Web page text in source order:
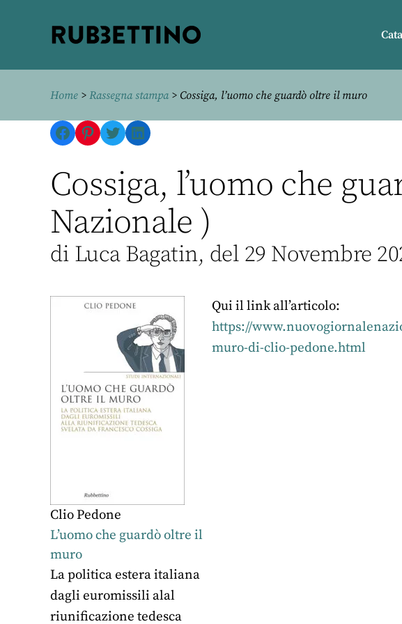
Home > Rassegna stampa> Cossiga, l’uomo che guardò oltre il muro
Facebook
Pinterest
TwitterLinkedIn
Cossiga, l’uomo che
Nazionale )
di Luca Bagatin, del 29 Novembre
Clio Pedone
L’uomo che guardò oltre il
muro
La politica estera italiana
dagli euromissili alal
riunificazione tedesca
Qui il link all’articolo:
https://
muro-di-clio-pedone.html